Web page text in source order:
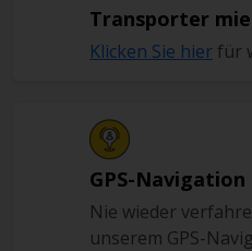
Transporter
Klicken Sie hier für
GPS-Navigation
Nie wieder
unserem GPS-